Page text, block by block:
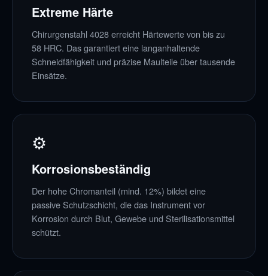
Extreme Härte
Chirurgenstahl 4028 erreicht Härtewerte von bis zu
58 HRC. Das garantiert eine langanhaltende
Schneidfähigkeit und präzise Maulteile über tausende
Einsätze.
⚙
Korrosionsbeständig
Der hohe Chromanteil (mind. 12%) bildet eine
passive Schutzschicht, die das Instrument vor
Korrosion durch Blut, Gewebe und Sterilisationsmittel
schützt.